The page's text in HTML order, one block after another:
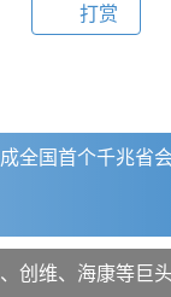
打赏
全国首个千兆省
创维、海康等巨